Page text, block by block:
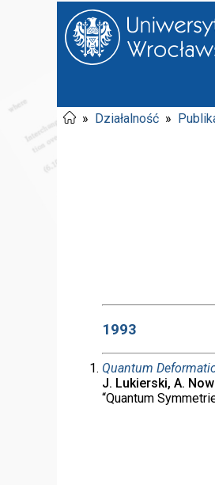
» Działalność »
1993
Quantum
J. Lukierski, A.
“Quantum